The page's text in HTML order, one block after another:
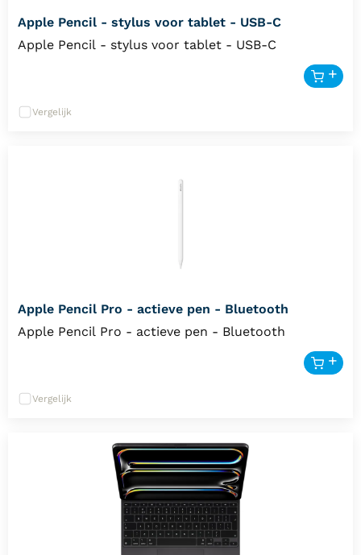
Apple Pencil - stylus voor tablet - USB-C
Apple Pencil - stylus voor tablet - USB-C
Vergelijk
Apple Pencil Pro - actieve pen - Bluetooth
Apple Pencil Pro - actieve pen - Bluetooth
Vergelijk